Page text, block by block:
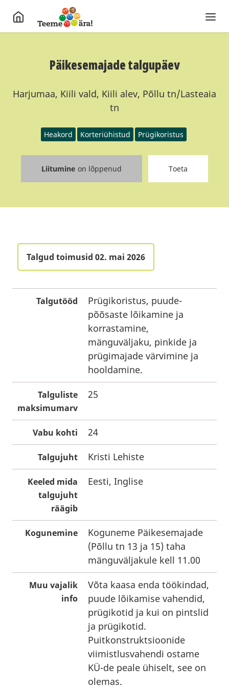
Päikesemajade talgupäev
Harjumaa, Kiili vald, Kiili alev, Põllu tn/Lasteaia
tn
Heakord Korteriühistud Prügikoristus
Liitumine on lõppenud Toeta
Talgud toimusid 02. mai 2026
Talgutööd
Prügikoristus, puude-
põõsaste lõikamine ja
korrastamine,
mänguväljaku, pinkide ja
prügimajade värvimine ja
hooldamine.
Talguliste
maksimumarv
25
Vabu kohti 24
Talgujuht Kristi Lehiste
Keeled mida
talgujuht
räägib
Eesti, Inglise
Kogunemine
Koguneme Päikesemajade
(Põllu tn 13 ja 15) taha
mänguväljakule kell 11.00
Muu vajalik
info
Võta kaasa enda töökindad,
puude lõikamise vahendid,
prügikotid ja kui on pintslid
ja prügikotid.
Puitkonstruktsioonide
viimistlusvahendi ostame
KÜ-de peale ühiselt, see on
olemas.